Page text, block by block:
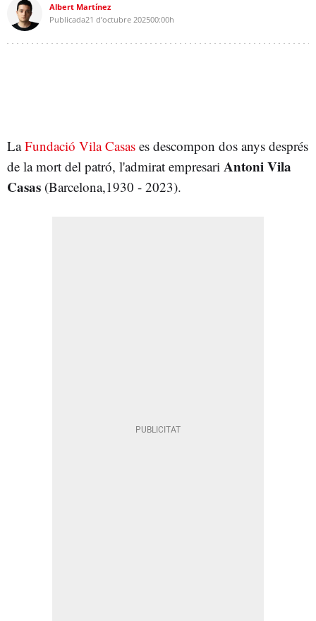
Albert Martínez
Publicada21 d’octubre 202500:00h
LaFundació Vila Casas es descompon dos anys després
de la mort del patró, l'admirat empresari Antoni Vila
Casas (Barcelona,1930 - 2023).